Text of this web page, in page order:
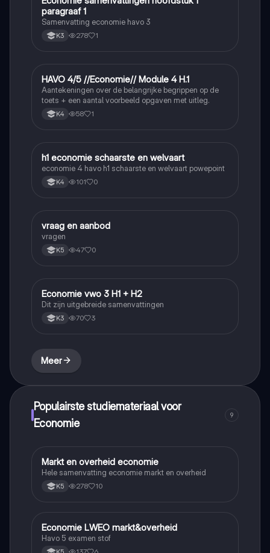
paragraaf 1
Samenvatting economie havo 3
K3 278 1
Economie
HAVO 4/5 //Economie// Module 4 H.1
Aantekeningen over de belangrijke begrippen op de
toets + een aantal voorbeeld opgaven met uitleg.
K4 58 1
Economie
h1 economie schaarste en welvaart
economie 4 havo h1 schaarste en welvaart powepoint
K4 101 0
Economie
vraag en aanbod
vragen
K5 47 0
Economie
Economie vwo 3 H1 + H2
Dit zijn uitgebreide samenvattingen
K3 70 3
Meer
Populairste studiemateriaal voor
Economie
9
Economie
Markt en overheid economie
Hele samenvatting economie markt en overheid
K5 278 10
Economie
Economie LWEO markt&overheid
Havo 5 examen stof